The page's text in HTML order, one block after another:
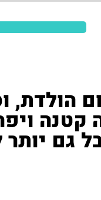
הולדת,
קטנה
גם